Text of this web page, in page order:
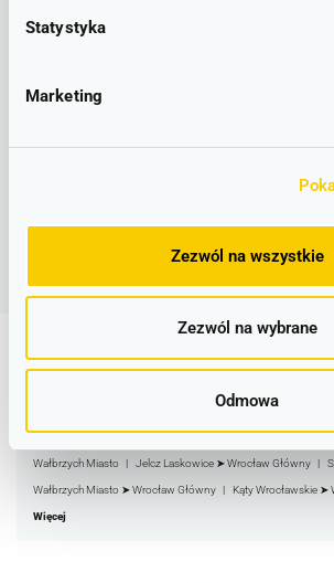
Statystyka
Marketing
Zezwól na wszystkie
Zezwól na wybrane
Odmowa
Szczepanowa zakończył się dla dostojnika
śmierci poprzez poćwiartowanie.
Zmuszony do ucieczki z kraju w 1079 roku,
młodszemu bratu – Władysławowi I
PEŁNA LISTA KRÓLÓW
Najpopularniejsze stacje i trasy
Wrocław Główny Legnica Bolesławiec Jelenia Góra
Wałbrzych Miasto Jelcz Laskowice ➤ Wrocław Główny
Wałbrzych Miasto ➤ Wrocław Główny Kąty Wrocławskie ➤
Więcej